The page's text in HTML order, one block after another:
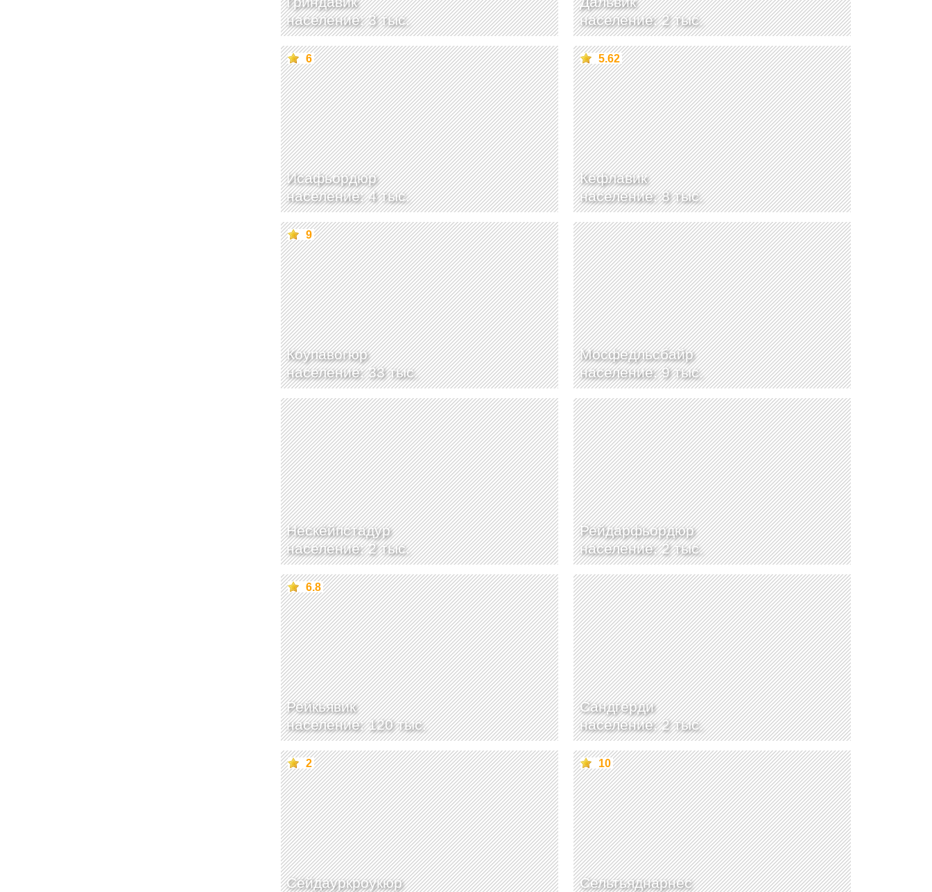
население: 3 тыс.
население: 2 тыс.
Исафьордюр
население: 4 тыс.
6
Кефлавик
население: 8 тыс.
5.62
Коупавогюр
население: 33 тыс.
9
Мосфедльсбайр
население: 9 тыс.
Нескёйпстадур
население: 2 тыс.
Рейдарфьордюр
население: 2 тыс.
Рейкьявик
население: 120 тыс.
6.8
Сандгерди
население: 2 тыс.
Сёйдауркроукюр
2
Сельтьяднарнес
10